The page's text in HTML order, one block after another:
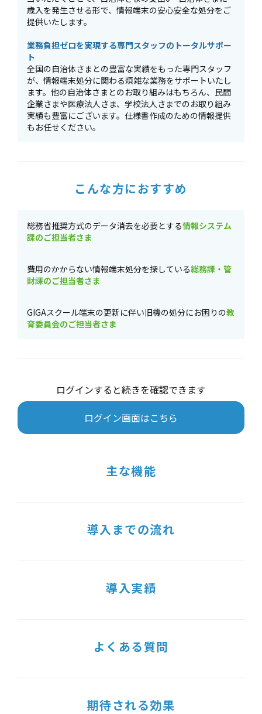
歳入を発生させる形で、情報端末の安心安全な処分をご
提供いたします。
業務負担ゼロを実現する専門スタッフのトータルサポー
ト
全国の自治体さまとの豊富な実績をもった専門スタッフ
が、情報端末処分に関わる煩雑な業務をサポートいたし
ます。他の自治体さまとのお取り組みはもちろん、民間
企業さまや医療法人さま、学校法人さまでのお取り組み
実績も豊富にございます。仕様書作成のための情報提供
もお任せください。
こんな方におすすめ
総務省推奨方式のデータ消去を必要とする情報システム
課のご担当者さま
費用のかからない情報端末処分を探している総務課・管
財課のご担当者さま
GIGAスクール端末の更新に伴い旧機の処分にお困りの教
育委員会のご担当者さま
ログインすると続きを確認できます
ログイン画面はこちら
主な機能
導入までの流れ
導入実績
よくある質問
期待される効果